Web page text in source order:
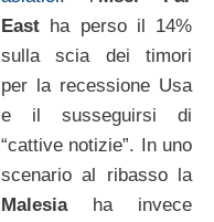
East ha perso il 14%
sulla scia dei timori
per la recessione Usa
e il susseguirsi di
“cattive notizie”. In uno
scenario al ribasso la
Malesiaha invece